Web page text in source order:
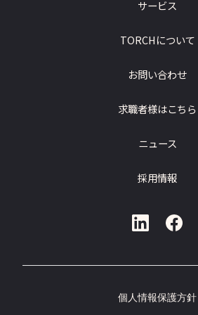
サービス
TORCHについて
お問い合わせ
求職者様はこちら
ニュース
採用情報
個人情報保護方針